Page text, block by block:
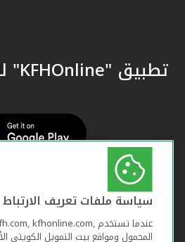
تطبيق "KFHOnline" للهواتف الذكية
سياسة ملفات تعريف الارتباط
المحمول ومواقع بيت التمويل الكويتي